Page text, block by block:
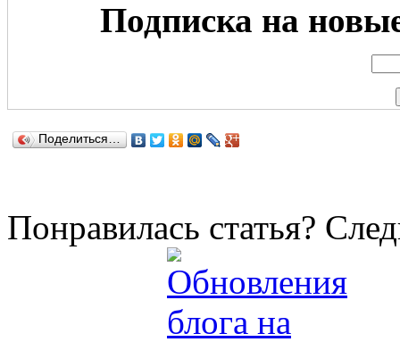
Подписка на
Поделиться…
Понравилась статья?